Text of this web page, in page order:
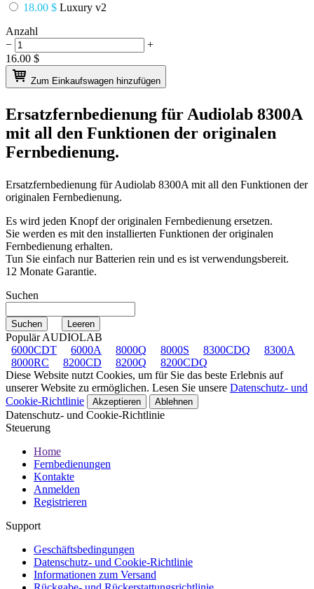
18.00 $ Luxury v2
Anzahl
−
+
16.00 $
Zum Einkaufswagen hinzufügen
Ersatzfernbedienung für Audiolab 8300A
mit all den Funktionen der originalen
Fernbedienung.
Ersatzfernbedienung fürAudiolab 8300A mit all den Funktionen der
originalen Fernbedienung.
Es wird jeden Knopf der originalen Fernbedienung ersetzen.
Sie werden es mit den installierten Funktionen der originalen
Fernbedienung erhalten.
Tun Sie einfach nur Batterien rein und es ist verwendungsbereit.
12 Monate Garantie.
Suchen
Populär AUDIOLAB
6000CDT
6000A 8000Q 8000S 8300CDQ
8300A
8000RC
8200CD 8200Q
8200CDQ
Diese Website nutzt Cookies, um für Sie das beste Erlebnis auf
unserer Website zu ermöglichen. Lesen Sie unsere Datenschutz- und
Cookie-Richtlinie
Akzeptieren Ablehnen
Datenschutz- und Cookie-Richtlinie
Steuerung
Home
Fernbedienungen
Kontakte
Anmelden
Registrieren
Support
Geschäftsbedingungen
Datenschutz- und Cookie-Richtlinie
Informationen zum Versand